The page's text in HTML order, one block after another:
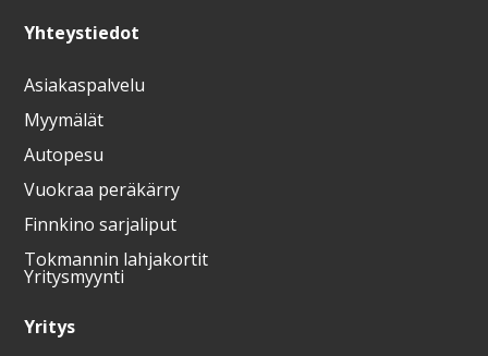
Yhteystiedot
Asiakaspalvelu
Myymälät
Autopesu
Vuokraa peräkärry
Finnkino sarjaliput
Tokmannin lahjakortit
Yritysmyynti
Yritys